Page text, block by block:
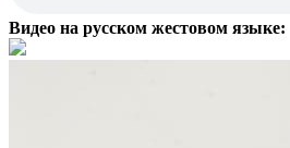
Видео на русском жестовом языке: